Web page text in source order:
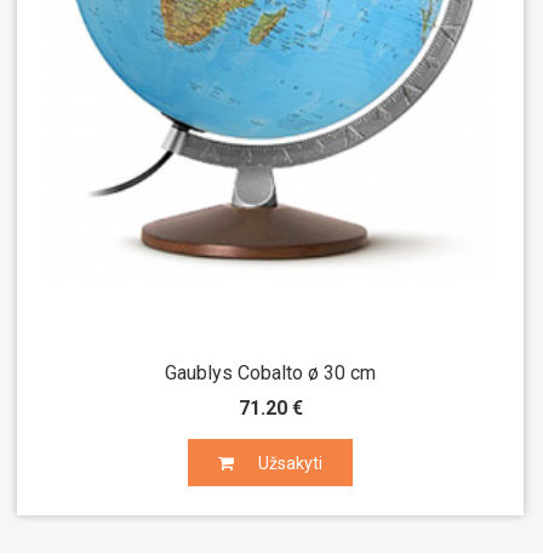
Gaublys Cobalto ø 30 cm
71.20 €
Užsakyti
Užsakyti